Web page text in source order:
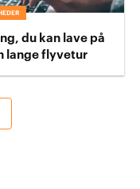
du kan lave på
lange flyvetur